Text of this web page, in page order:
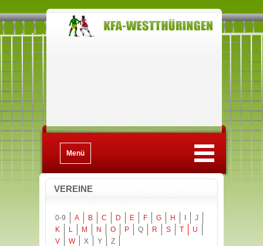
Menü
VEREINE
0-9 A B C D E F G H
J
K
L M N O P Q R S T
U
V
W X Y Z